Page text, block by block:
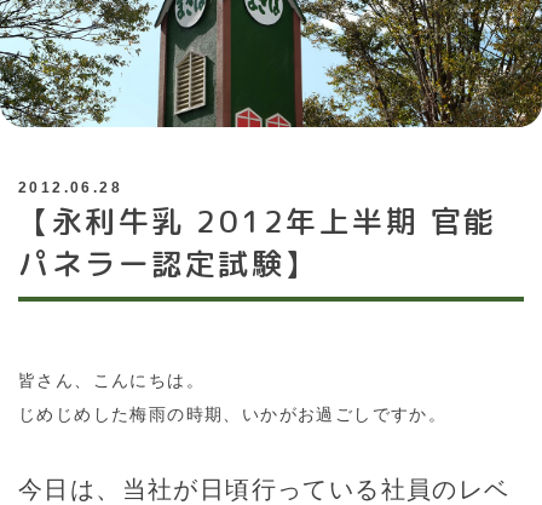
2012.06.28
【永利牛乳 2012年上半期 官能
パネラー認定試験】
皆さん、こんにちは。
じめじめした梅雨の時期、いかがお過ごしですか。
今日は、当社が日頃行っている社員のレベ